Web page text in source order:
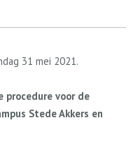
31 mei 2021.
procedure voor de
Stede Akkers en